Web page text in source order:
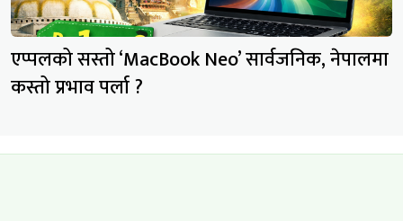
एप्पलको सस्तो ‘MacBook Neo’ सार्वजनिक, नेपालमा
कस्तो प्रभाव पर्ला ?